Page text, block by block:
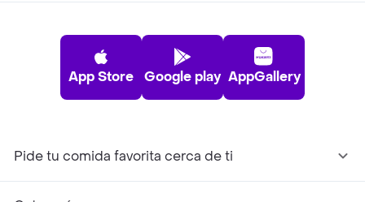
App Store Google play AppGallery
Pide tu comida favorita cerca de ti